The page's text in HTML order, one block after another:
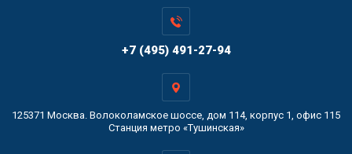
+7 (495) 491-27-94
125371 Москва. Волоколамское шоссе, дом 114, корпус 1, офис 115
Станция метро «Тушинская»